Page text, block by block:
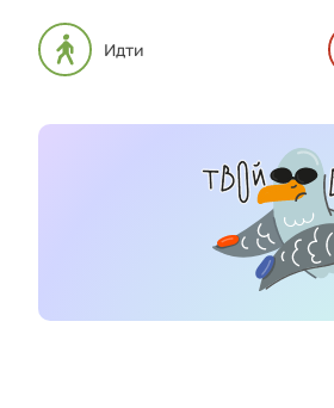
Идти